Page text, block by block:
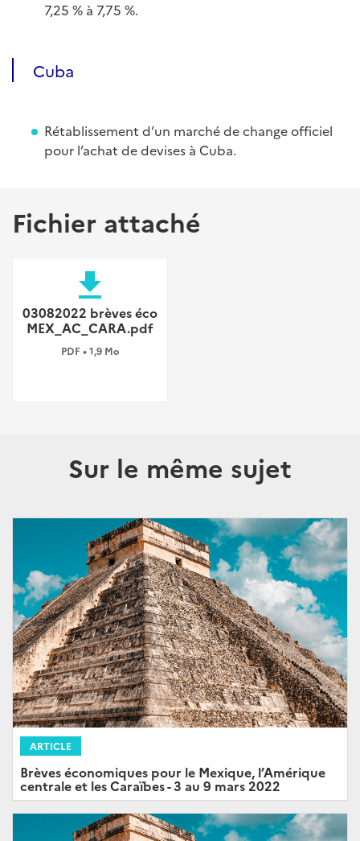
7,25 % à 7,75 %.
Cuba
Rétablissement d’un marché de change officiel
pour l’achat de devises à Cuba.
Fichier attaché
file_download
03082022 brèves éco
MEX_AC_CARA.pdf
PDF • 1,9 Mo
Sur le même sujet
ARTICLE
Brèves économiques pour le Mexique, l’Amérique
centrale et les Caraïbes - 3 au 9 mars 2022